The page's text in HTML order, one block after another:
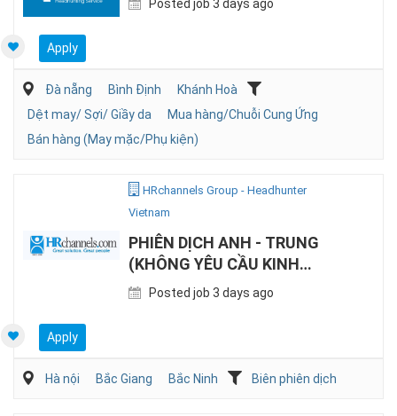
Posted job 3 days ago
Apply
Đà nẵng Bình Định
Khánh Hoà
Dệt may/ Sợi/ Giầy da
Mua hàng/Chuỗi Cung Ứng
Bán hàng (May mặc/Phụ kiện)
HRchannels Group - Headhunter
Vietnam
PHIÊN DỊCH ANH - TRUNG
(KHÔNG YÊU CẦU KINH
NGHIỆM)
Posted job 3 days ago
Apply
Hà nội Bắc Giang Bắc Ninh Biên phiên dịch